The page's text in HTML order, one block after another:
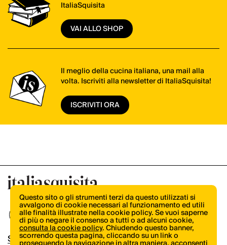
ItaliaSquisita
VAI ALLO SHOP
Il meglio della cucina italiana, una mail alla
volta. Iscriviti alla newsletter di ItaliaSquisita!
ISCRIVITI ORA
Shop
Questo sito o gli strumenti terzi da questo utilizzati si
avvalgono di cookie necessari al funzionamento ed utili
alle finalità illustrate nella cookie policy. Se vuoi saperne
di più o negare il consenso a tutti o ad alcuni cookie,
consulta la cookie policy. Chiudendo questo banner,
scorrendo questa pagina, cliccando su un link o